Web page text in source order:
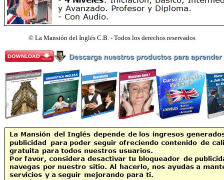
© La Mansión del Inglés C.B. - Todos los derechos reservados